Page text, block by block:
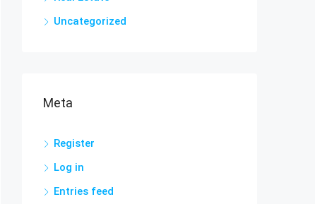
Uncategorized
Meta
Register
Log in
Entries feed